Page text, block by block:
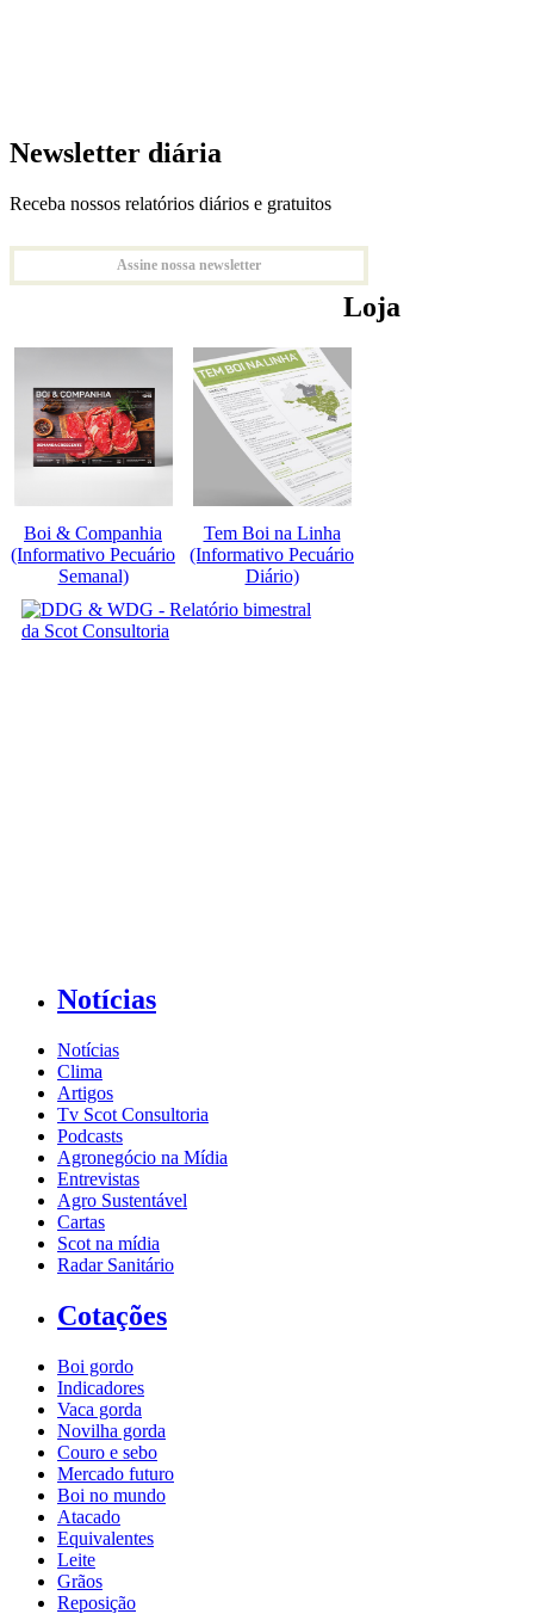
Newsletter diária
Receba nossos relatórios diários e gratuitos
Assine nossa newsletter
Loja
Boi & Companhia
(Informativo Pecuário
Semanal)
Tem Boi na Linha
(Informativo Pecuário
Diário)
Notícias
Notícias
Clima
Artigos
Tv Scot Consultoria
Podcasts
Agronegócio na Mídia
Entrevistas
Agro Sustentável
Cartas
Scot na mídia
Radar Sanitário
Cotações
Boi gordo
Indicadores
Vaca gorda
Novilha gorda
Couro e sebo
Mercado futuro
Boi no mundo
Atacado
Equivalentes
Leite
Grãos
Reposição